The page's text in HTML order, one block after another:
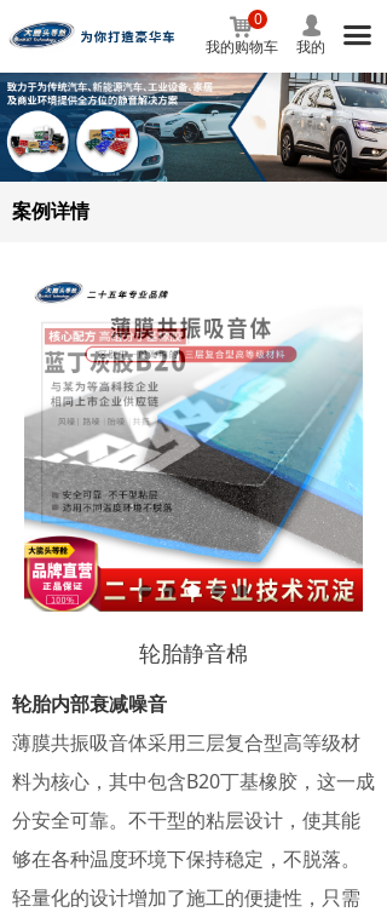
끀
낀 首页
끙 解决方案
ꄵ 驾驶场景
ꄵ 专车专案
车型隔音
怪味治理
뀧 案例中心
뀧 品牌故事
넙
我的
낙
我的购物车
0
案例详情
轮胎静音棉
轮胎内部衰减噪音
薄膜共振吸音体采用三层复合型高等级材
料为核心，其中包含B20丁基橡胶，这一成
分安全可靠。不干型的粘层设计，使其能
够在各种温度环境下保持稳定，不脱落。
轻量化的设计增加了施工的便捷性，只需